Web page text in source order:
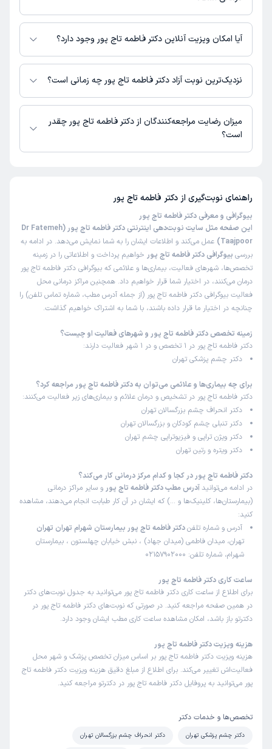
دکتر فاطمه تاج پور در مراکز زیر فعالیت دارد:
بیمارستان شهرام تهران
آیا امکان ویزیت آنلاین دکتر فاطمه تاج پور وجود دارد؟
در حال حاضر اطلاعاتی درباره ارائه ویزیت آنلاین توسط دکتر فاطمه تاج پور در
دسترس نیست. برای دریافت اطلاعات دقیق‌تر، لطفاً با مطب تماس بگیرید.
نزدیک‌ترین نوبت آزاد دکتر فاطمه تاج پور چه زمانی است؟
زمان نوبت‌دهی و پذیرش بیماران با هماهنگی مطب مشخص می‌شود.
میزان رضایت مراجعه‌کنندگان از دکتر فاطمه تاج پور چقدر
است؟
راهنمای نوبت‌گیری از دکتر فاطمه تاج پور
بیوگرافی و معرفی دکتر فاطمه تاج پور
این صفحه مثل سایت نوبت‌دهی اینترنتی دکتر فاطمه تاج پور (Dr Fatemeh
Taajpoor)
عمل می‌کند و اطلاعات ایشان را به شما نمایش می‌دهد. در ادامه به
بررسی بیوگرافی دکتر فاطمه تاج پور خواهیم پرداخت و اطلاعاتی را در زمینه
تخصص‌ها، شهرهای فعالیت، بیماری‌ها و علائمی که بیوگرافی دکتر فاطمه تاج پور
درمان می‌کنند، در اختیار شما قرار خواهیم داد. همچنین مراکز درمانی محل
فعالیت بیوگرافی دکتر فاطمه تاج پور (از جمله آدرس مطب، شماره تماس تلفن) را
چنانچه در اختیار ما قرار داده باشند، با شما به اشتراک خواهیم گذاشت.
زمینه تخصص دکتر فاطمه تاج پور و شهرهای فعالیت او چیست؟
دکتر فاطمه تاج پور در 1 تخصص و در 1 شهر فعالیت دارند:
دکتر چشم پزشکی تهران
برای چه بیماری‌ها و علائمی می‌توان به دکتر فاطمه تاج پور مراجعه کرد؟
دکتر فاطمه تاج پور در تشخیص و درمان علائم و بیماری‌های زیر فعالیت می‌کنند:
دکتر انحراف چشم بزرگسالان تهران
دکتر تنبلی چشم کودکان و بزرگسالان تهران
دکتر ویژن تراپی و فیزیوتراپی چشم تهران
دکتر ویتره و رتین تهران
دکتر فاطمه تاج پور در کجا و کدام مرکز درمانی کار می‌کند؟
در ادامه می‌توانید آدرس مطب دکتر فاطمه تاج پور و سایر مراکز درمانی
(بیمارستان‌ها، کلینیک‌ها و …) که ایشان در آن کار طبابت انجام می‌دهند، مشاهده
کنید:
آدرس و شماره تلفندکتر فاطمه تاج پور بیمارستان شهرام تهران تهران
تهران، میدان فاطمی (میدان جهاد) ، نبش خیابان چهلستون ، بیمارستان
شهرام، شماره تلفن: 02157902000
ساعت کاری دکتر فاطمه تاج پور
برای اطلاع از ساعت کاری دکتر فاطمه تاج پور می‌توانید به جدول نوبت‌های دکتر
در همین صفحه مراجعه کنید. در صورتی که نوبت‌های دکتر فاطمه تاج پور در
دکترتو باز باشد، امکان مشاهده ساعت کاری مطب ایشان وجود دارد.
هزینه ویزیت دکتر فاطمه تاج پور
هزینه ویزیت دکتر فاطمه تاج پور بر اساس میزان تخصص پزشک و شهر محل
فعالیت‌اش تغییر می‌کند. برای اطلاع از مبلغ دقیق هزینه ویزیت دکتر فاطمه تاج
پور می‌توانید به پروفایل دکتر فاطمه تاج پور در دکترتو مراجعه کنید.
تخصص‌ها و خدمات دکتر
دکتر چشم پزشکی تهران دکتر انحراف چشم بزرگسالان تهران